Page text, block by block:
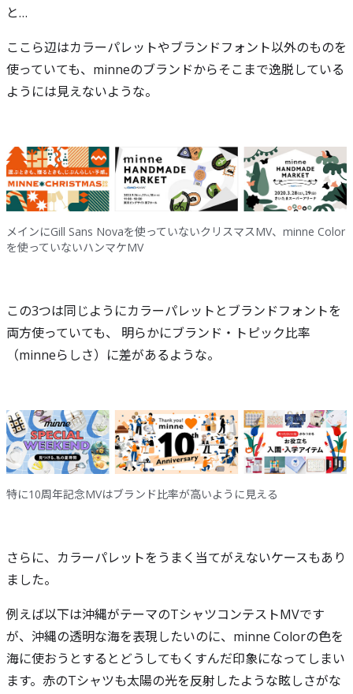
と…
ここら辺はカラーパレットやブランドフォント以外のものを
使っていても、minneのブランドからそこまで逸脱している
ようには見えないような。
メインにGill Sans Novaを使っていないクリスマスMV、minne Color
を使っていないハンマケMV
この3つは同じようにカラーパレットとブランドフォントを
両方使っていても、 明らかにブランド・トピック比率
（minneらしさ）に差があるような。
特に10周年記念MVはブランド比率が高いように見える
さらに、カラーパレットをうまく当てがえないケースもあり
ました。
例えば以下は沖縄がテーマのTシャツコンテストMVです
が、沖縄の透明な海を表現したいのに、minne Colorの色を
海に使おうとするとどうしてもくすんだ印象になってしまい
ます。赤のTシャツも太陽の光を反射したような眩しさがな